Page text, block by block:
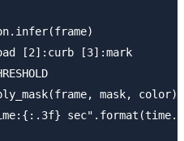
[2]:curb [3]:mark
mask, color)